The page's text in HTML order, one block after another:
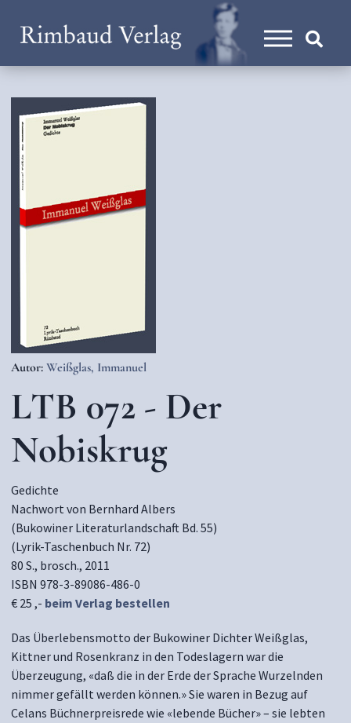
Autor: Weißglas, Immanuel
LTB 072 - Der
Nobiskrug
Gedichte
Nachwort von Bernhard Albers
(Bukowiner Literaturlandschaft Bd. 55)
(Lyrik-Taschenbuch Nr. 72)
80 S., brosch., 2011
ISBN 978-3-89086-486-0
€ 25 ,- beim Verlag bestellen
Das Überlebensmotto der Bukowiner Dichter Weißglas,
Kittner und Rosenkranz in den Todeslagern war die
Überzeugung, «daß die in der Erde der Sprache Wurzelnden
nimmer gefällt werden können.» Sie waren in Bezug auf
Celans Büchnerpreisrede wie «lebende Bücher» – sie lebten